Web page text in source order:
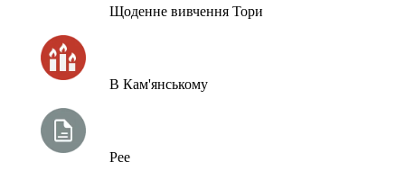
Щоденне вивчення Тори
В Кам'янському
Рее